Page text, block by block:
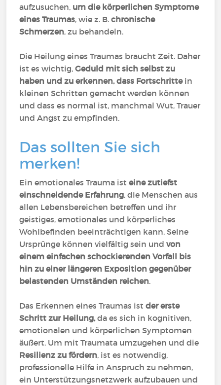
aufzusuchen, um die körperlichen Symptome
eines Traumas, wie z. B.chronische
Schmerzen, zu behandeln.
Die Heilung eines Traumas braucht Zeit. Daher
ist es wichtig,Geduld mit sich selbst zu
haben und zu erkennen, dass Fortschrittein
kleinen Schritten gemacht werden können
und dass es normal ist, manchmal Wut, Trauer
und Angst zu empfinden.
Das sollten Sie sich
merken!
Ein emotionales Trauma isteine zutiefst
einschneidende Erfahrung, die Menschen aus
allen Lebensbereichen betreffen und ihr
geistiges, emotionales und körperliches
Wohlbefinden beeinträchtigen kann. Seine
Ursprünge können vielfältig sein undvon
einem einfachen schockierenden Vorfall bis
hin zu einer längeren Exposition gegenüber
belastenden Umständen reichen.
Das Erkennen eines Traumas istder erste
Schritt zur Heilung,da es sich in kognitiven,
emotionalen und körperlichen Symptomen
äußert. Um mit Traumata umzugehen und die
Resilienz zu fördern, ist es notwendig,
professionelle Hilfe in Anspruch zu nehmen,
ein Unterstützungsnetzwerk aufzubauen und